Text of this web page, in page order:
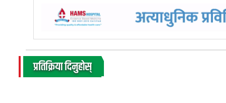
प्रतिक्रिया दिनुहोस्